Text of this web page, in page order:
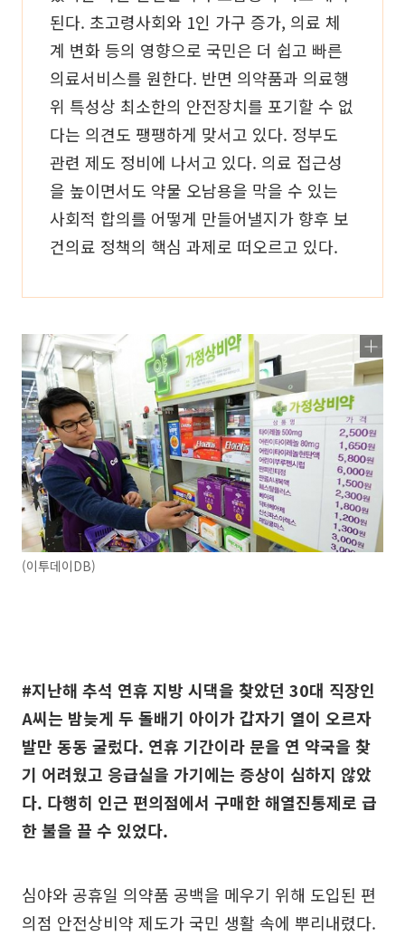
된다. 초고령사회와 1인 가구 증가, 의료 체
계 변화 등의 영향으로 국민은 더 쉽고 빠른
의료서비스를 원한다. 반면 의약품과 의료행
위 특성상 최소한의 안전장치를 포기할 수 없
다는 의견도 팽팽하게 맞서고 있다. 정부도
관련 제도 정비에 나서고 있다. 의료 접근성
을 높이면서도 약물 오남용을 막을 수 있는
사회적 합의를 어떻게 만들어낼지가 향후 보
건의료 정책의 핵심 과제로 떠오르고 있다.
(이투데이DB)
#지난해 추석 연휴 지방 시댁을 찾았던 30대 직장인
A씨는 밤늦게 두 돌배기 아이가 갑자기 열이 오르자
발만 동동 굴렀다. 연휴 기간이라 문을 연 약국을 찾
기 어려웠고 응급실을 가기에는 증상이 심하지 않았
다. 다행히 인근 편의점에서 구매한 해열진통제로 급
한 불을 끌 수 있었다.
심야와 공휴일 의약품 공백을 메우기 위해 도입된 편
의점 안전상비약 제도가 국민 생활 속에 뿌리내렸다.